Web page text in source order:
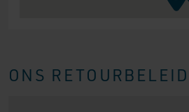
ONS RETOURBELEID